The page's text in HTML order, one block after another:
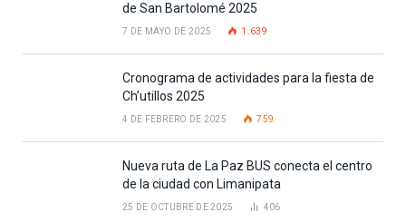
de San Bartolomé 2025
7 DE MAYO DE 2025 1.639
Cronograma de actividades para la fiesta de
Ch’utillos 2025
4 DE FEBRERO DE 2025 759
Nueva ruta de La Paz BUS conecta el centro
de la ciudad con Limanipata
25 DE OCTUBRE DE 2025 406